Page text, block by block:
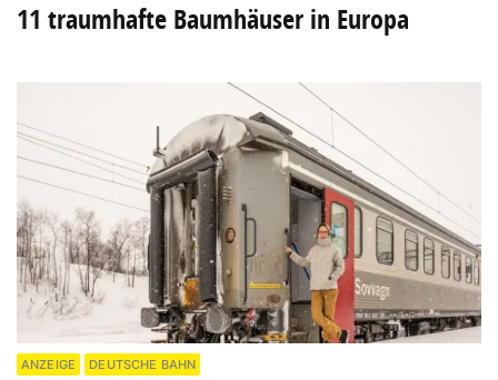
11 traumhafte Baumhäuser in Europa
ANZEIGE DEUTSCHE BAHN